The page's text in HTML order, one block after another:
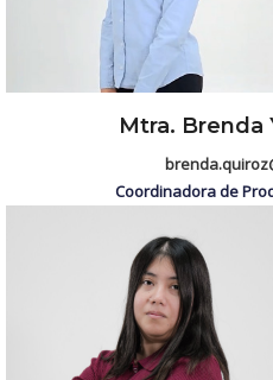
Mtra. Brenda
Coordinadora de